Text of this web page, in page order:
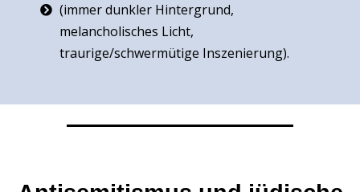
(immer dunkler Hintergrund,
melancholisches Licht,
traurige/schwermütige Inszenierung).